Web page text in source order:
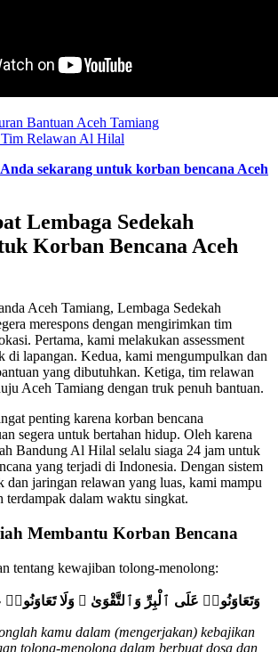
Bantuan Aceh Tamiang
Relawan Al Hilal
sekarang untuk korban bencana Aceh
Lembaga Sedekah
Korban Bencana Aceh
Aceh Tamiang, Lembaga Sedekah
merespons dengan mengirimkan tim
Pertama, kami melakukan assessment
di lapangan. Kedua, kami mengumpulkan dan
yang dibutuhkan. Ketiga, tim relawan
Aceh Tamiang dengan truk penuh bantuan.
penting karena korban bencana
segera untuk bertahan hidup. Oleh karena
Bandung Al Hilal selalu siaga 24 jam untuk
yang terjadi di Indonesia. Dengan sistem
dan jaringan relawan yang luas, kami mampu
terdampak dalam waktu singkat.
Membantu Korban Bencana
tentang kewajiban tolong-menolong:
وَتَعَاوَنُوا۟ عَلَى ٱلْبِرِّ وَٱلتَّقْوَىٰ ۖ وَلَا تَعَاوَنُوا۟
kamu dalam (mengerjakan) kebajikan
tolong-menolong dalam berbuat dosa dan